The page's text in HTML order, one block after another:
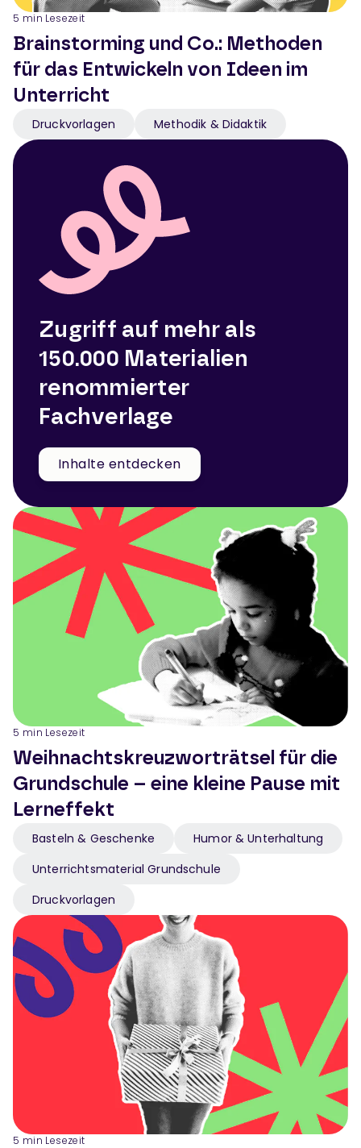
5 min Lesezeit
Brainstorming und Co.: Methoden
für das Entwickeln von Ideen im
Unterricht
Druckvorlagen Methodik & Didaktik
Zugriff auf mehr als
150.000 Materialien
renommierter
Fachverlage
Inhalte entdecken
5 min Lesezeit
Weihnachtskreuzworträtsel für die
Grundschule – eine kleine Pause mit
Lerneffekt
Basteln & Geschenke
Humor & Unterhaltung
Unterrichtsmaterial Grundschule
Druckvorlagen
5 min Lesezeit